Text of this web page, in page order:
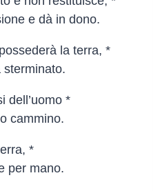
e dà in dono.
la terra, *
sterminato.
dell’uomo *
cammino.
*
per mano.